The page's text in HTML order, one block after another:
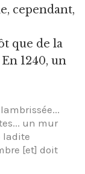
cependant,
que de la
1240, un
un mur
ladite
[et] doit